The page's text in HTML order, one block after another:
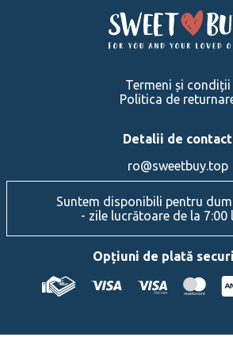
Termeni și condiții
Politica de
Detalii de contact
ro@sweetbuy.top
Suntem disponibili pentru
- zile lucrătoare de la 7:00
Opțiuni de plată